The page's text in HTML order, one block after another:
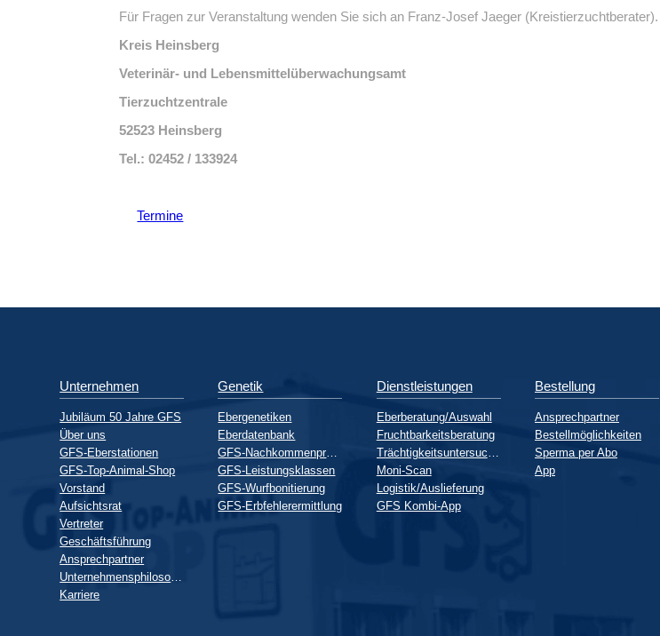
Für Fragen zur Veranstaltung wenden Sie sich an Franz-Josef Jaeger (Kreistierzuchtberater).
Kreis Heinsberg
Veterinär- und Lebensmittelüberwachungsamt
Tierzuchtzentrale
52523 Heinsberg
Tel.: 02452 / 133924
Termine
Unternehmen
Jubiläum 50 Jahre GFS
Über uns
GFS-Eberstationen
GFS-Top-Animal-Shop
Vorstand
Aufsichtsrat
Vertreter
Geschäftsführung
Ansprechpartner
Unternehmensphilosophie
Karriere
Genetik
Ebergenetiken
Eberdatenbank
GFS-Nachkommenprüfung
GFS-Leistungsklassen
GFS-Wurfbonitierung
GFS-Erbfehlerermittlung
Dienstleistungen
Eberberatung/Auswahl
Fruchtbarkeitsberatung
Trächtigkeitsuntersuchung
Moni-Scan
Logistik/Auslieferung
GFS Kombi-App
Bestellung
Ansprechpartner
Bestellmöglichkeiten
Sperma per Abo
App